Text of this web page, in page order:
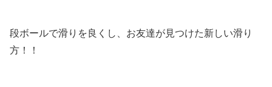
段ボールで滑りを良くし、お友達が見つけた新しい滑り
方！！